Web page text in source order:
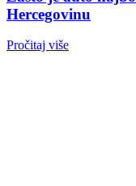
Hercegovinu
Pročitaj više